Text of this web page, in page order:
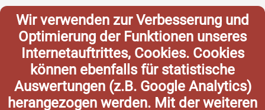
Wir verwenden zur Verbesserung und
Optimierung der Funktionen unseres
Internetauftrittes, Cookies. Cookies
können ebenfalls für statistische
Auswertungen (z.B. Google Analytics)
herangezogen werden. Mit der weiteren